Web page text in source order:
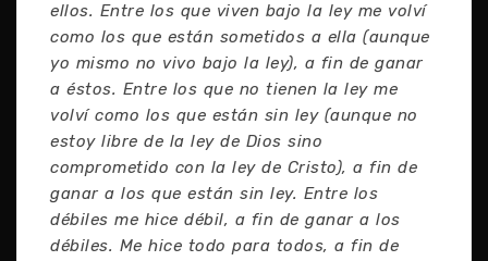
ellos. Entre los que viven bajo la ley me volví
como los que están sometidos a ella (aunque
yo mismo no vivo bajo la ley), a fin de ganar
a éstos. Entre los que no tienen la ley me
volví como los que están sin ley (aunque no
estoy libre de la ley de Dios sino
comprometido con la ley de Cristo), a fin de
ganar a los que están sin ley. Entre los
débiles me hice débil, a fin de ganar a los
débiles. Me hice todo para todos, a fin de